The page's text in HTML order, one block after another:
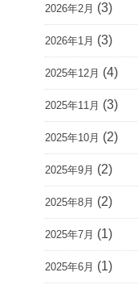
2026年2月 (3)
2026年1月 (3)
2025年12月 (4)
2025年11月 (3)
2025年10月 (2)
2025年9月 (2)
2025年8月 (2)
2025年7月 (1)
2025年6月 (1)